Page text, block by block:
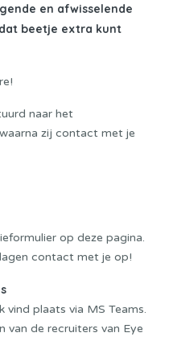
en afwisselende
beetje extra kunt
naar het
zij contact met je
op deze pagina.
contact met je op!
vind plaats via MS Teams.
van de recruiters van Eye